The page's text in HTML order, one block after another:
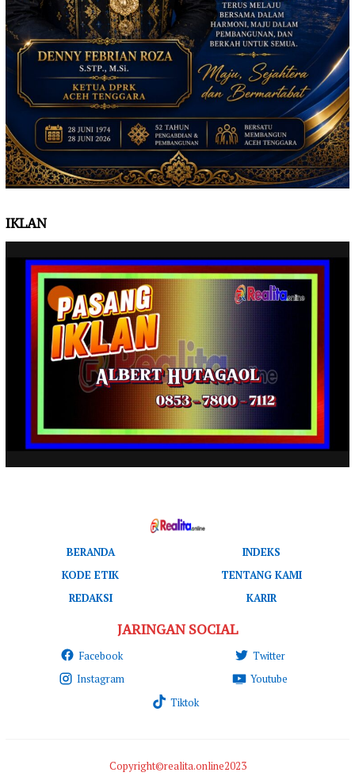
IKLAN
BERANDA
INDEKS
KODE ETIK
TENTANG KAMI
REDAKSI
KARIR
JARINGAN SOCIAL
Facebook
Twitter
Instagram
Youtube
Tiktok
Copyright©realita.online2023